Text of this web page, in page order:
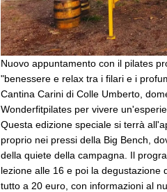
Nuovo appuntamento con il pilates
"benessere e relax tra i filari e i
Cantina Carini di Colle Umberto,
Wonderfitpilates per vivere
Questa edizione speciale si terrà
proprio nei pressi della Big Bench,
della quiete della campagna. Il
lezione alle 16 e poi la degustazione
tutto a 20 euro, con informazioni al